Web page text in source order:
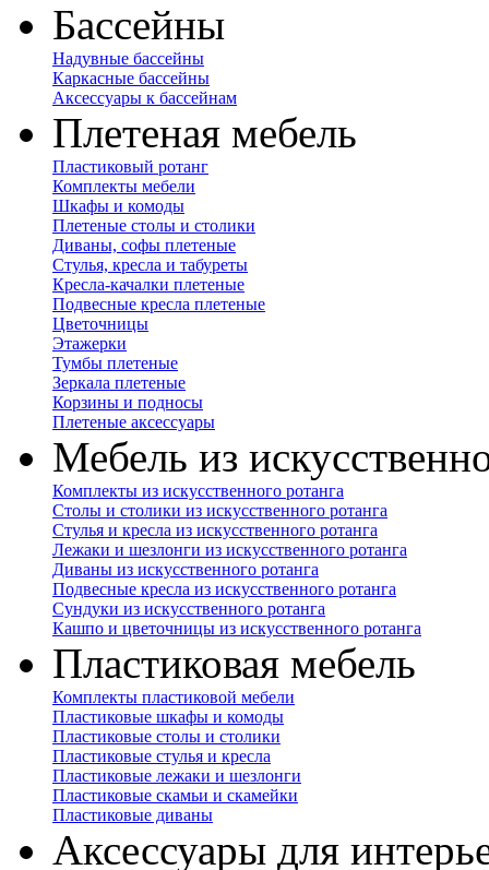
Бассейны
Надувные бассейны
Каркасные бассейны
Аксессуары к бассейнам
Плетеная мебель
Пластиковый ротанг
Комплекты мебели
Шкафы и комоды
Плетеные столы и столики
Диваны, софы плетеные
Стулья, кресла и табуреты
Кресла-качалки плетеные
Подвесные кресла плетеные
Цветочницы
Этажерки
Тумбы плетеные
Зеркала плетеные
Корзины и подносы
Плетеные аксессуары
Мебель из
Комплекты из искусственного ротанга
Столы и столики из искусственного ротанга
Стулья и кресла из искусственного ротанга
Лежаки и шезлонги из искусственного ротанга
Диваны из искусственного ротанга
Подвесные кресла из искусственного ротанга
Сундуки из искусственного ротанга
Кашпо и цветочницы из искусственного ротанга
Пластиковая мебель
Комплекты пластиковой мебели
Пластиковые шкафы и комоды
Пластиковые столы и столики
Пластиковые стулья и кресла
Пластиковые лежаки и шезлонги
Пластиковые скамьи и скамейки
Пластиковые диваны
Аксессуары для